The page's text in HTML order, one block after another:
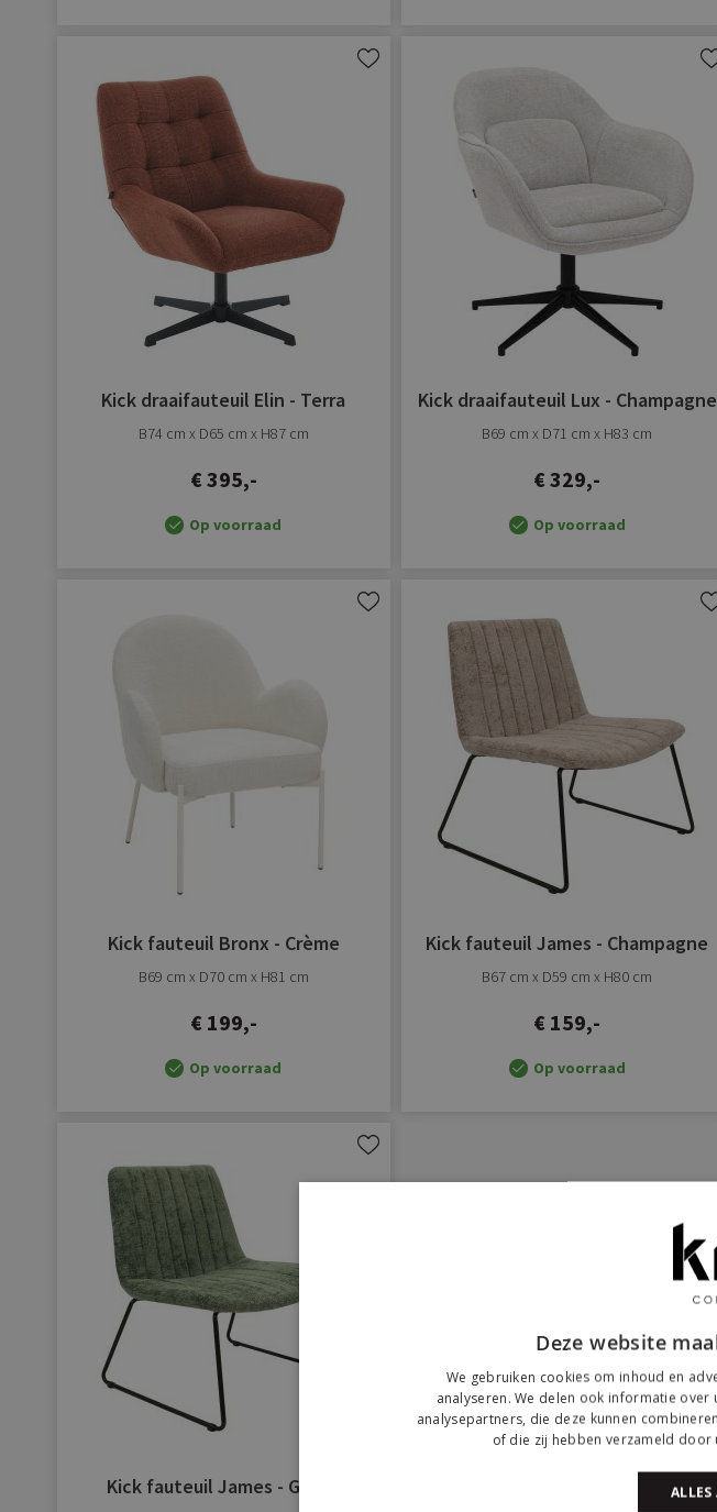
Kick draaifauteuil Elin - Terra
B74 cm x D65 cm x H87 cm
€ 395,-
Op voorraad
Kick draaifauteuil Lux - Champagne
B69 cm x D71 cm x H83 cm
€ 329,-
Op voorraad
Kick fauteuil Bronx - Crème
B69 cm x D70 cm x H81 cm
€ 199,-
Op voorraad
Kick fauteuil James - Champagne
B67 cm x D59 cm x H80 cm
€ 159,-
Op voorraad
verlanglijst
Kick fauteuil James - Groen
Deze website
We gebruiken cookies om inhoud en
analyseren. We delen ook informatie
analysepartners, die deze kunnen
of die zij hebben verzameld door
ALLES